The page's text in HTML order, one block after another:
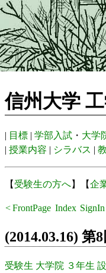
信州大学
| 目標 | 学部入試 ・ 大学
| 授業内容 | シラバス |
【 受験生の方へ】【企
<FrontPage Index SignIn
(2014.03.16)
受験生 大学院 ３年生